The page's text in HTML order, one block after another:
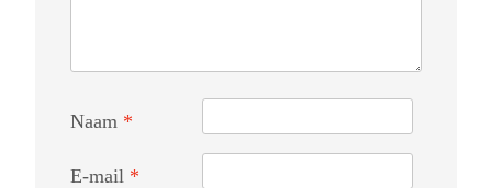
Naam *
E-mail *